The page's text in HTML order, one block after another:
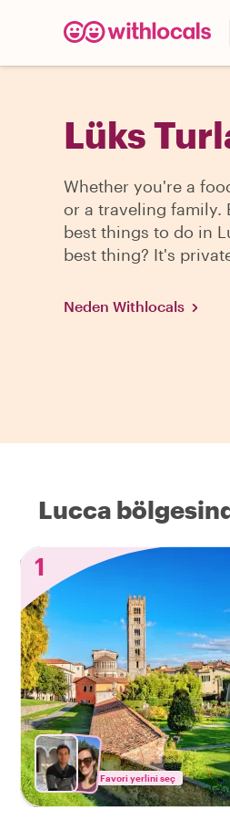
Lüks
Whether you're a
or a traveling family.
best things to do in
best thing? It's
Neden Withlocals
Lucca
1
Favori yerlini seç